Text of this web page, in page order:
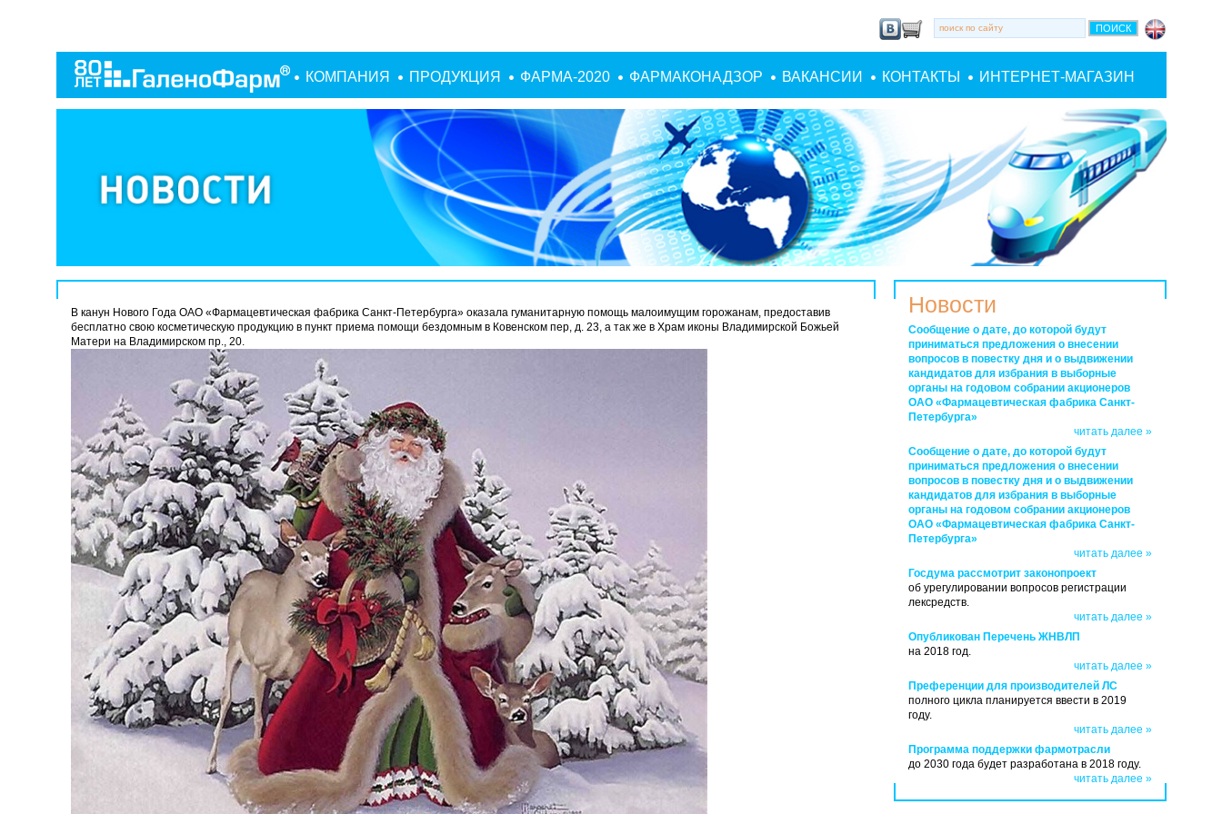
КОМПАНИЯ ПРОДУКЦИЯ ФАРМА-2020 ФАРМАКОНАДЗОР ВАКАНСИИ КОНТАКТЫ ИНТЕРНЕТ-МАГАЗИН
В канун Нового Года ОАО «Фармацевтическая фабрика Санкт-Петербурга» оказала гуманитарную помощь малоимущим горожанам, предоставив
бесплатно свою косметическую продукцию в пункт приема помощи бездомным в Ковенском пер, д. 23, а так же в Храм иконы Владимирской Божьей
Матери на Владимирском пр., 20.
Новости
Сообщение о дате, до которой будут
приниматься предложения о внесении
вопросов в повестку дня и о выдвижении
кандидатов для избрания в выборные
органы на годовом собрании акционеров
ОАО «Фармацевтическая фабрика Санкт-
Петербурга»
читать далее »
Сообщение о дате, до которой будут
приниматься предложения о внесении
вопросов в повестку дня и о выдвижении
кандидатов для избрания в выборные
органы на годовом собрании акционеров
ОАО «Фармацевтическая фабрика Санкт-
Петербурга»
читать далее »
Госдума рассмотрит законопроект
об урегулировании вопросов регистрации
лексредств.
читать далее »
Опубликован Перечень ЖНВЛП
на 2018 год.
читать далее »
Преференции для производителей ЛС
полного цикла планируется ввести в 2019
году.
читать далее »
Программа поддержки фармотрасли
до 2030 года будет разработана в 2018 году.
читать далее »